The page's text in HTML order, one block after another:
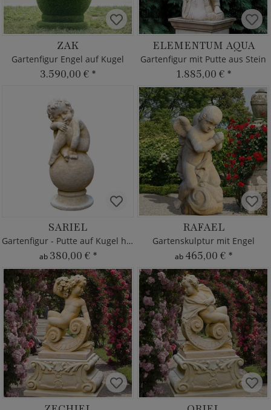
ZAK
Gartenfigur Engel auf Kugel
3.590,00 € *
ELEMENTUM AQUA
Gartenfigur mit Putte aus Stein
1.885,00 € *
SARIEL
Gartenfigur - Putte auf Kugel hockend
ab 380,00 € *
RAFAEL
Gartenskulptur mit Engel
ab 465,00 € *